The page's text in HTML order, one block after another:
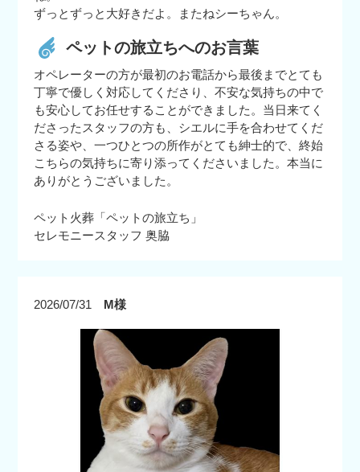
ずっとずっと大好きだよ。またねシーちゃん。
ペットの旅立ちへのお言葉
オペレーターの方が最初のお電話から最後までとても
丁寧で優しく対応してくださり、不安な気持ちの中で
も安心してお任せすることができました。当日来てく
ださったスタッフの方も、シエルに手を合わせてくだ
さる姿や、一つひとつの所作がとても紳士的で、終始
こちらの気持ちに寄り添ってくださいました。本当に
ありがとうございました。
ペット火葬「ペットの旅立ち」
セレモニースタッフ 奥脇
2026/07/31 M様